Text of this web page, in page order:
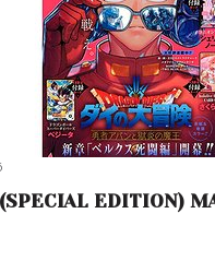
EDITION)